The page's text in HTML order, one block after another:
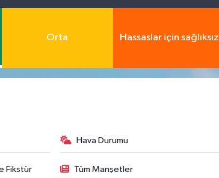
Orta Hassaslar için sağlıksız
Hava Durumu
Fikstür Tüm Manşetler